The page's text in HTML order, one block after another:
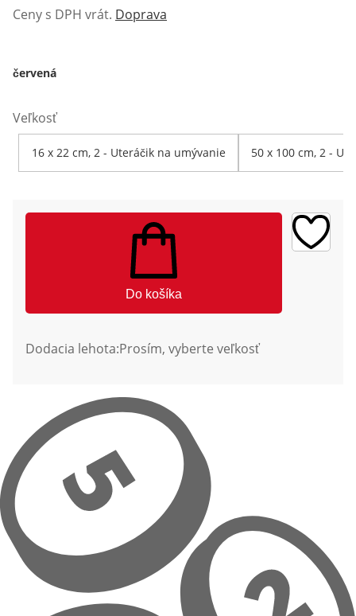
Ceny s DPH vrát. Doprava
červená
Veľkosť
16 x 22 cm, 2 - Uteráčik na umývanie 50 x 100 cm, 2 -
Do košíka
Dodacia lehota:Prosím, vyberte veľkosť